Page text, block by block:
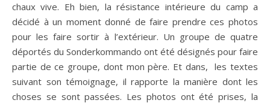
chaux vive. Eh bien, la résistance intérieure du camp a
décidé à un moment donné de faire prendre ces photos
pour les faire sortir à l’extérieur. Un groupe de quatre
déportés du Sonderkommando ont été désignés pour faire
partie de ce groupe, dont mon père. Et dans, les textes
suivant son témoignage, il rapporte la manière dont les
choses se sont passées. Les photos ont été prises, la